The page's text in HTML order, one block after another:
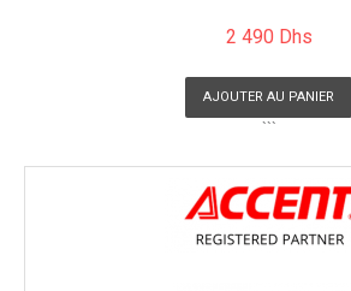
2 490 Dhs
AJOUTER AU PANIER
```